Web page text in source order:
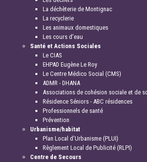
La déchèterie de Montignac
La recyclerie
Les animaux domestiques
Les cours d'eau
Santé et Actions Sociales
Le CIAS
EHPAD Eugène Le Roy
Le Centre Médico Social (CMS)
ADMR - DHANA
Associations de cohésion sociale et de
Résidence Séniors - ABC résidences
Professionnels de santé
Prévention
Urbanisme/habitat
Plan Local d'Urbanisme (PLUI)
Règlement Local de Publicité (RLPI)
Centre de Secours